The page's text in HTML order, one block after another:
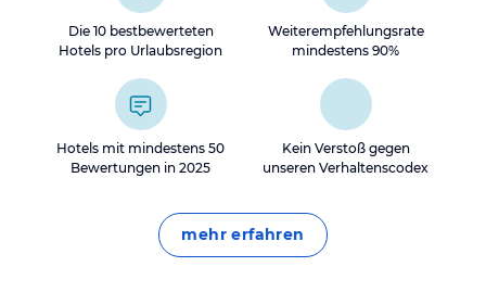
Die 10 bestbewerteten
Hotels pro Urlaubsregion
Weiter­empfehlungs­rate
mindestens 90%
Hotels mit mindestens 50
Bewertungen in 2025
Kein Verstoß gegen
unseren Verhaltenscodex
mehr erfahren